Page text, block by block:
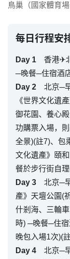
鳥巢（國家體育場
每日行程安
Day 1
香港✈
─晚餐─住宿酒
Day 2
北京─
《世界文化遺
御花園、養心
功購票入場，
全景)(註7)、包
文化遺產》頤
餐於步行街自
Day 3
北京─
產》天壇公園(
什剎海、三輪
時) ─晚餐─住
晚包入場1次)(
Day 4
北京─